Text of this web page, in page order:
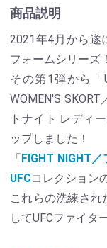
商品説明
2021年4月から遂
フォームシリーズ！
その第1弾から「
WOMEN'S
トナイト レディ
ップしました！
「 FIGHT NIGHT
UFCコレクション
これらの洗練され
してUFCファイタ